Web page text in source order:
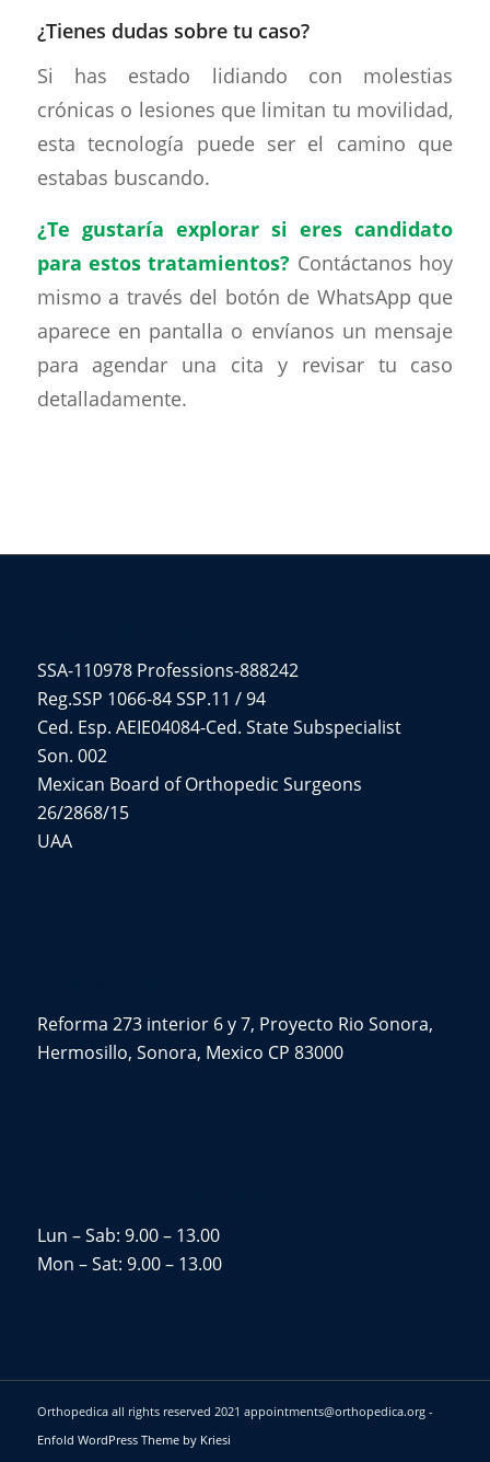
¿Tienes dudas sobre tu caso?
Si has estado lidiando con molestias
crónicas o lesiones que limitan tu movilidad,
esta tecnología puede ser el camino que
estabas buscando.
¿Te gustaría explorar si eres candidato
para estos tratamientos? Contáctanos hoy
mismo a través del botón de WhatsApp que
aparece en pantalla o envíanos un mensaje
para agendar una cita y revisar tu caso
detalladamente.
SSA-110978 Professions-888242
Reg.SSP 1066-84 SSP.11 / 94
Ced. Esp. AEIE04084-Ced. State Subspecialist
Son. 002
Mexican Board of Orthopedic Surgeons
26/2868/15
UAA
Reforma 273 interior 6 y 7, Proyecto Rio Sonora,
Hermosillo, Sonora, Mexico CP 83000
Lun – Sab: 9.00 – 13.00
Mon – Sat: 9.00 – 13.00
Orthopedica all rights reserved 2021 appointments@orthopedica.org -
Enfold WordPress Theme by Kriesi